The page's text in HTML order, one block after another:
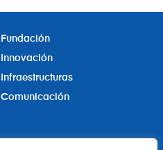
Fundación
Innovación
Infraestructuras
Comunicación